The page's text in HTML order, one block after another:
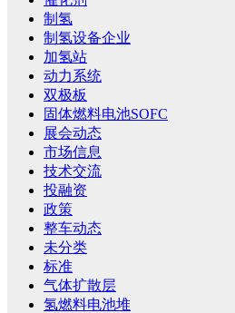
制氢
制氢设备企业
加氢站
动力系统
双极板
固体燃料电池SOFC
展会动态
市场信息
技术交流
投融资
政策
整车动态
未分类
标准
气体扩散层
氢燃料电池堆